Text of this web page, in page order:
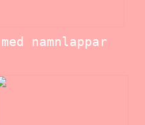
namnlappar